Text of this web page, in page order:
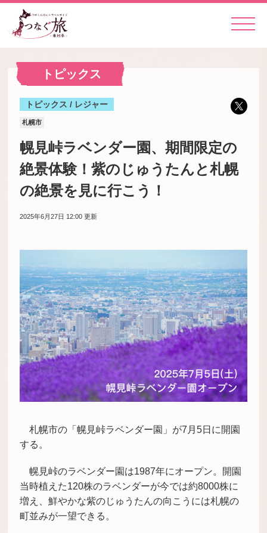
トピックス
トピックス / レジャー
札幌市
幌見峠ラベンダー園、期間限定の
絶景体験！紫のじゅうたんと札幌
の絶景を見に行こう！
2025年6月27日 12:00 更新
札幌市の「幌見峠ラベンダー園」が7月5日に開園
する。
幌見峠のラベンダー園は1987年にオープン。開園
当時植えた120株のラベンダーが今では約8000株に
増え、鮮やかな紫のじゅうたんの向こうには札幌の
町並みが一望できる。